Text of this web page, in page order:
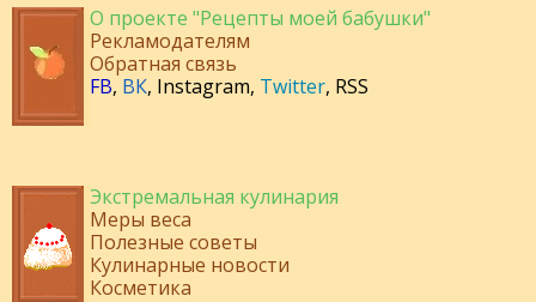
О проекте "Рецепты моей бабушки"
Рекламодателям
Обратная связь
FB, ВК, Instagram, Twitter, RSS
Экстремальная кулинария
Меры веса
Полезные советы
Кулинарные новости
Косметика